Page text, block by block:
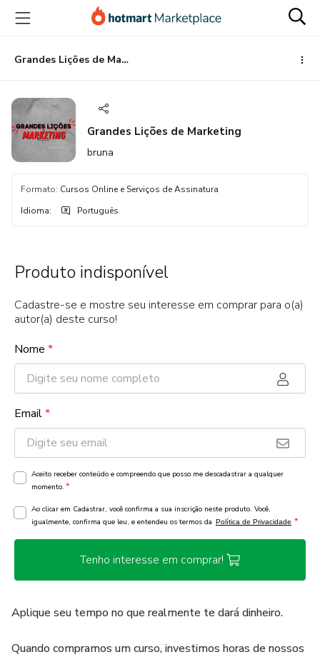
para
conteúdo
principal
para
pagamento
para
rodapé
Grandes Lições de Marketing
Grandes Lições de Marketing
bruna
Formato: Cursos Online e Serviços de Assinatura
Idioma: Português
Produto indisponível
Cadastre-se e mostre seu interesse em comprar para o(a)
autor(a) deste curso!
Nome *
Email*
Aceito receber conteúdo e compreendo que posso me descadastrar a qualquer
momento. *
Ao clicar em Cadastrar, você confirma a sua inscrição neste produto. Você,
igualmente, confirma que leu, e entendeu os termos da Política de Privacidade *
Tenho interesse em comprar!
Aplique seu tempo no que realmente te dará dinheiro.
Quando compramos um curso, investimos horas de nossos